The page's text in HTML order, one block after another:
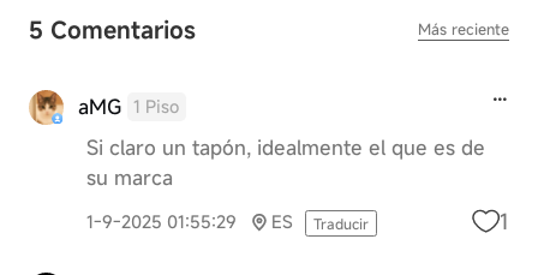
5 Comentarios Más reciente
aMG 1 Piso
Si claro un tapón, idealmente el que es de
su marca
1-9-2025 01:55:29 ES Traducir 1